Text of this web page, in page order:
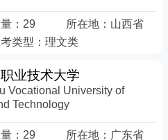
： 29 所在地： 山西省
类型：理文类
业技术大学
Vocational University of
Technology
： 29 所在地： 广东省